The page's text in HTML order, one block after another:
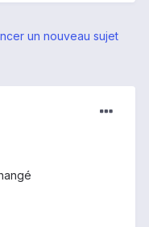
un nouveau sujet